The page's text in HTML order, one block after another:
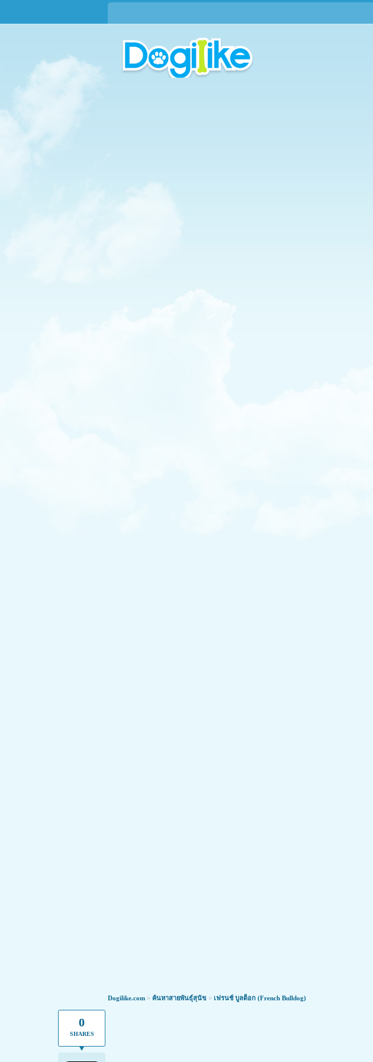
ทุกคนข่าวดี! ตอนนี้มีนวัตกรรมใหม่ ที่ทำให้น้องหมาเป็นโรคข้อเสื่อมได้กลับมาซ่าอีกครั้ง
Dogilike.com > ค้นหาสายพันธุ์สุนัข > เฟรนช์ บูลด็อก (French Bulldog)
0
SHARES